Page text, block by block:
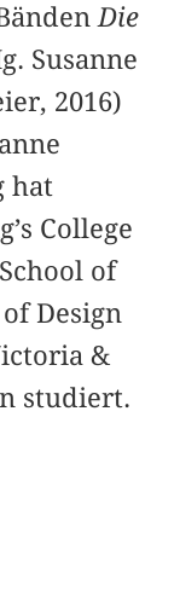
Die
Susanne
2016)
hat
College
of
Design
&
studiert.